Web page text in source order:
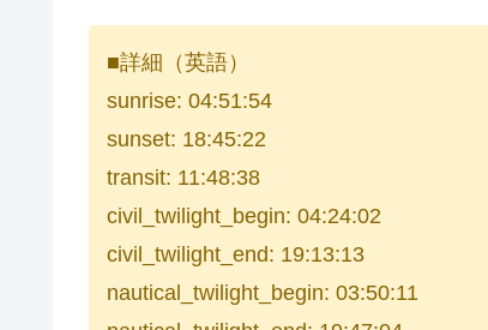
■詳細（英語）
sunrise: 04:51:54
sunset: 18:45:22
transit: 11:48:38
civil_twilight_begin: 04:24:02
civil_twilight_end: 19:13:13
nautical_twilight_begin: 03:50:11